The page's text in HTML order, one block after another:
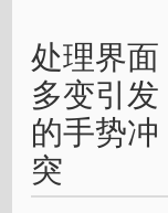
处理界面
多变引发
的手势冲
突